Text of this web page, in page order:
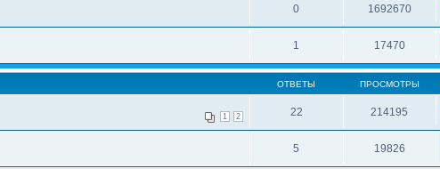
0 1692670
1 17470
ОТВЕТЫ ПРОСМОТРЫ
1 2 22 214195
5 19826